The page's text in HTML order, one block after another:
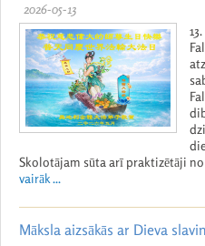
2026-05-13
Skolotājam sūta arī praktizētāji
vairāk ...
Māksla aizsākās ar Dieva